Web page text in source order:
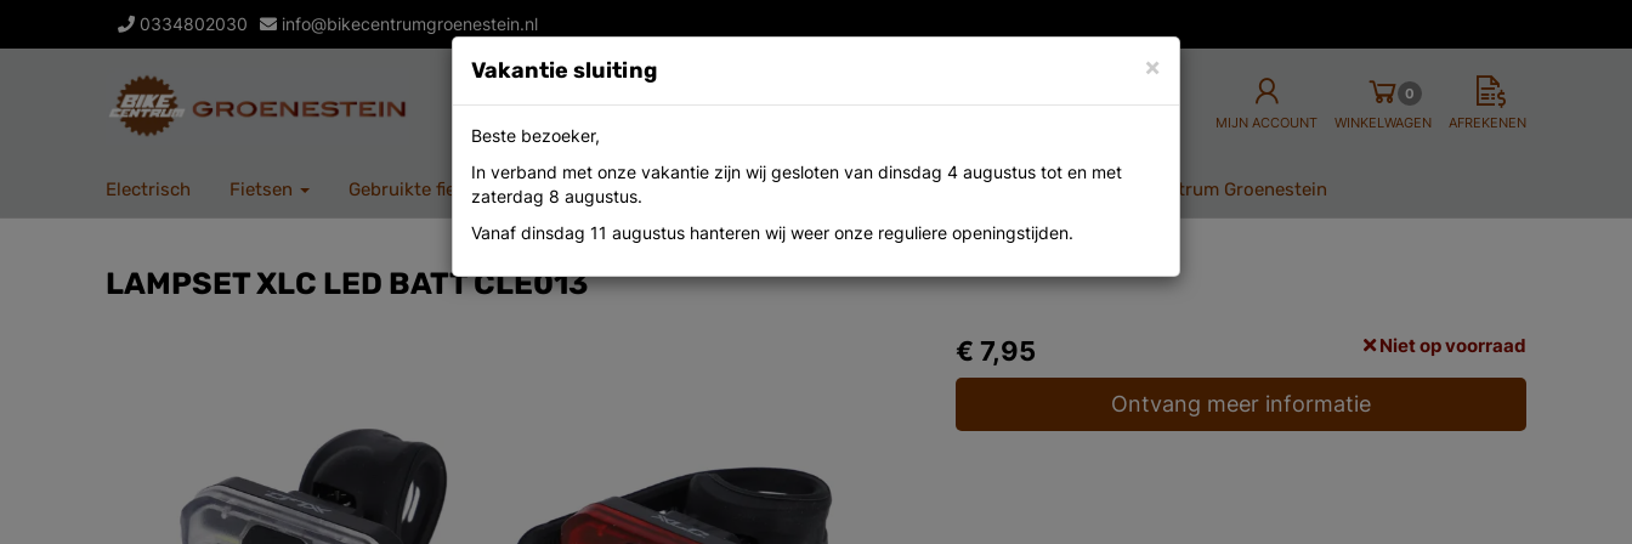
0334802030 info@bikecentrumgroenestein.nl
MIJN ACCOUNT
0
WINKELWAGEN
AFREKENEN
Electrisch Fietsen Gebruikte fietsen Outlet Onderdelen Contact Over ons Werken bij Bike centrum Groenestein
LAMPSET XLC LED BATT CLE013
€ 7,95 Niet op voorraad
Ontvang meer informatie
×
Vakantie sluiting
Beste bezoeker,
In verband met onze vakantie zijn wij gesloten van dinsdag 4 augustus tot en met
zaterdag 8 augustus.
Vanaf dinsdag 11 augustus hanteren wij weer onze reguliere openingstijden.